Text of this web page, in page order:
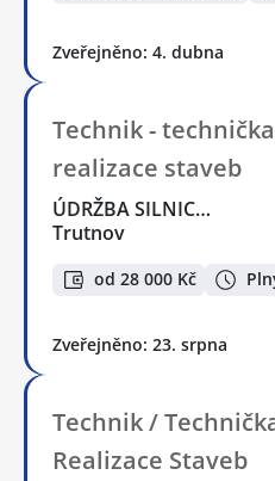
Zveřejněno: 4. dubna
Technik -
realizace staveb
ÚDRŽBA SILNIC…
Trutnov
od 28 000 Kč
Zveřejněno: 23. srpna
Technik /
Realizace Staveb